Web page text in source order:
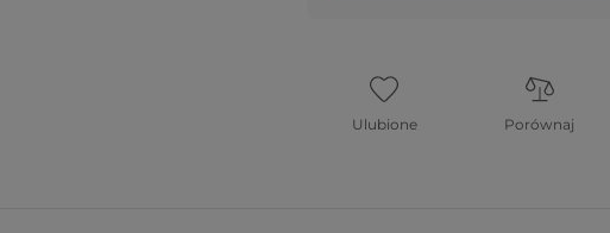
Ulubione Porównaj